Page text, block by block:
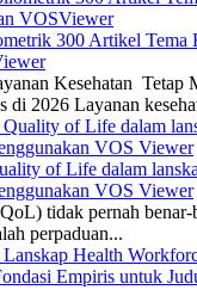
300 Artikel Tema
Kesehatan Tetap
di 2026 Layanan
of Life dalam
VOS Viewer
tidak pernah benar-
perpaduan...